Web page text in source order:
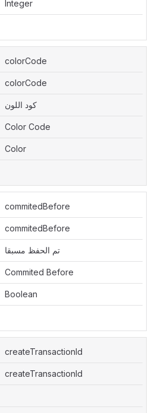
Integer
colorCode
colorCode
كود اللون
Color Code
Color
commitedBefore
commitedBefore
تم الحفظ مسبقا
Commited Before
Boolean
createTransactionId
createTransactionId